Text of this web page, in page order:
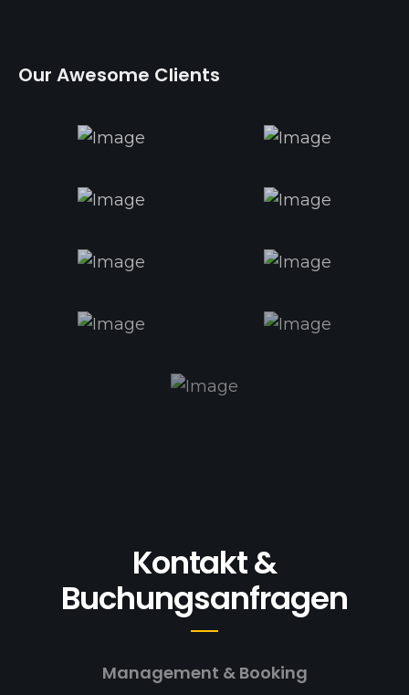
Our Awesome Clients
Kontakt &
Buchungsanfragen
Management & Booking